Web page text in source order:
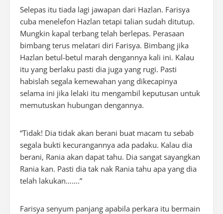
Selepas itu tiada lagi jawapan dari Hazlan. Farisya
cuba menelefon Hazlan tetapi talian sudah ditutup.
Mungkin kapal terbang telah berlepas. Perasaan
bimbang terus melatari diri Farisya. Bimbang jika
Hazlan betul-betul marah dengannya kali ini. Kalau
itu yang berlaku pasti dia juga yang rugi. Pasti
habislah segala kemewahan yang dikecapinya
selama ini jika lelaki itu mengambil keputusan untuk
memutuskan hubungan dengannya.
“Tidak! Dia tidak akan berani buat macam tu sebab
segala bukti kecurangannya ada padaku. Kalau dia
berani, Rania akan dapat tahu. Dia sangat sayangkan
Rania kan. Pasti dia tak nak Rania tahu apa yang dia
telah lakukan…….”
Farisya senyum panjang apabila perkara itu bermain